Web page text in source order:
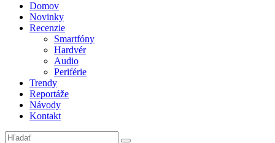
Domov
Novinky
Recenzie
Smartfóny
Hardvér
Audio
Periférie
Trendy
Reportáže
Návody
Kontakt